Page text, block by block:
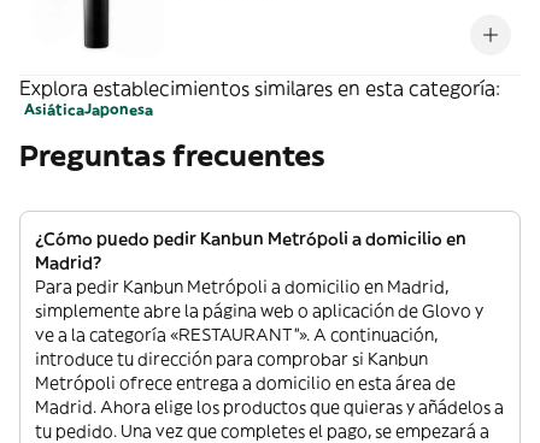
Explora establecimientos similares en esta categoría:
AsiáticaJaponesa
Preguntas frecuentes
¿Cómo puedo pedir Kanbun Metrópoli a domicilio en
Madrid?
Para pedir Kanbun Metrópoli a domicilio en Madrid,
simplemente abre la página web o aplicación de Glovo y
ve a la categoría «RESTAURANT”». A continuación,
introduce tu dirección para comprobar si Kanbun
Metrópoli ofrece entrega a domicilio en esta área de
Madrid. Ahora elige los productos que quieras y añádelos a
tu pedido. Una vez que completes el pago, se empezará a